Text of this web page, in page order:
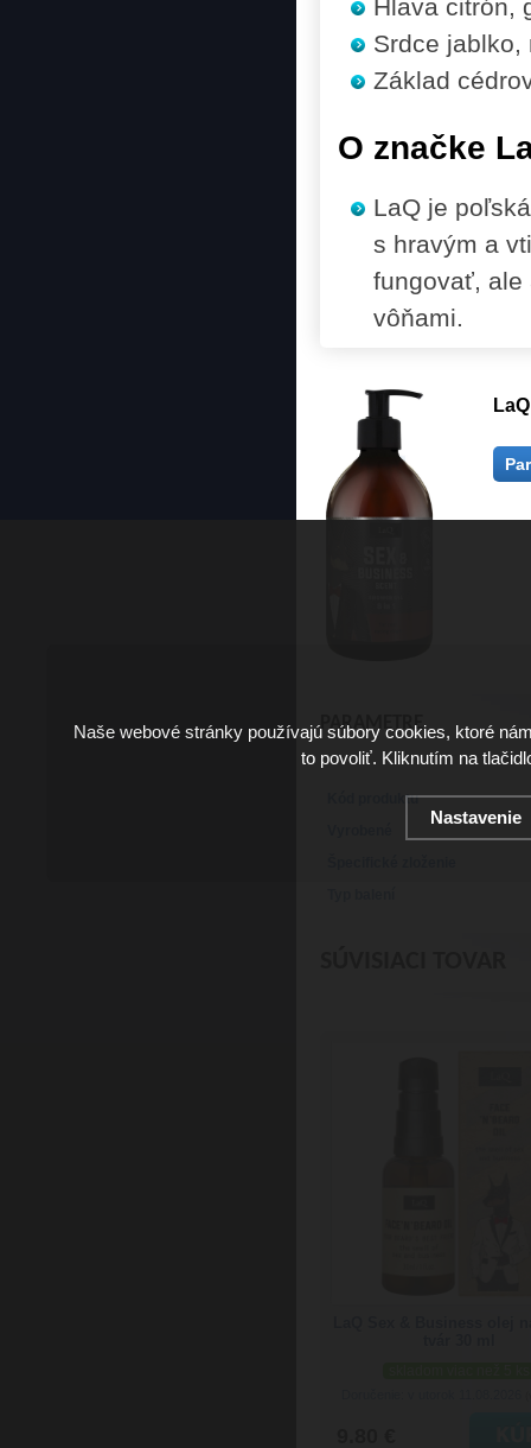
Hlavacitrón,
Srdce jablko,
Základ
O značke
LaQ je
s hravým a
fungovať, ale
vôňami.
PARAMETRE
Kód produktu
Naše webové stránky používajú súbory cookies, ktoré
to povoliť. Kliknutím na
Nastavenie